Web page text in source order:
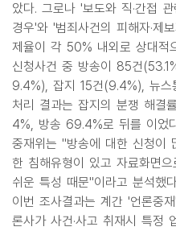
았다. 그로나 '보도와 직·간접
경우'와 '범죄사건의 피해자·제
제율이 각 50% 내외로 상대적
신청사건 중 방송이 85건
9.4%), 잡지 15건(9.4%), 뉴
처리 결과는 잡지의 분쟁 해결
4%, 방송 69.4%로 뒤를 이었
중재위는 "방송에 대한 신청이
한 침해유형이 있고 자료화면
쉬운 특성 때문"이라고 분석했
이번 조사결과는 계간 '언론중
론사가 사건·사고 취재시 특정